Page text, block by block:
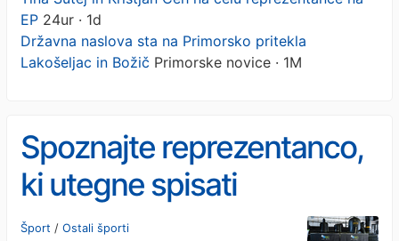
EP 24ur · 1d
Državna naslova sta na Primorsko pritekla
Lakošeljac in Božič Primorske novice · 1M
Spoznajte reprezentanco,
ki utegne spisati
zgodovino
Šport / Ostali športi